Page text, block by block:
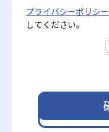
プライバシーポリシー
してください。